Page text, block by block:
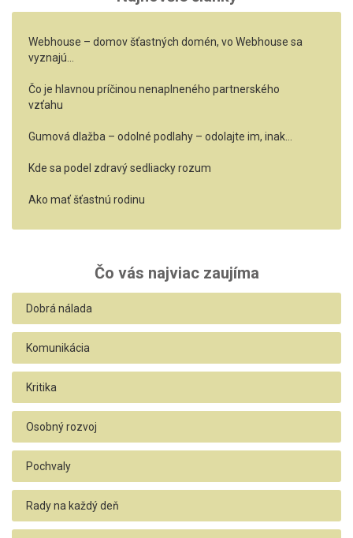
Webhouse – domov šťastných domén, vo Webhouse sa
vyznajú…
Čo je hlavnou príčinou nenaplneného partnerského
vzťahu
Gumová dlažba – odolné podlahy – odolajte im, inak…
Kde sa podel zdravý sedliacky rozum
Ako mať šťastnú rodinu
Čo vás najviac zaujíma
Dobrá nálada
Komunikácia
Kritika
Osobný rozvoj
Pochvaly
Rady na každý deň